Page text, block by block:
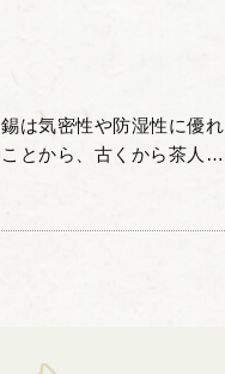
は気密性や防湿性に優れ
とから、古くから茶人の